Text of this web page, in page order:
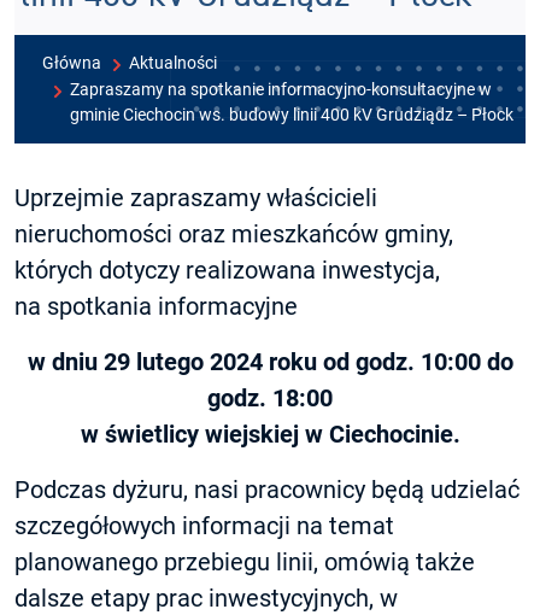
Główna
Aktualności
Zapraszamy na spotkanie informacyjno-konsultacyjne w
gminie Ciechocin ws. budowy linii 400 kV Grudziądz – Płock
Uprzejmie zapraszamy właścicieli
nieruchomości oraz mieszkańców gminy,
których dotyczy realizowana inwestycja,
na spotkania informacyjne
w dniu 29 lutego 2024 roku od godz. 10:00 do
godz. 18:00
w świetlicy wiejskiej w Ciechocinie.
Podczas dyżuru, nasi pracownicy będą udzielać
szczegółowych informacji na temat
planowanego przebiegu linii, omówią także
dalsze etapy prac inwestycyjnych, w